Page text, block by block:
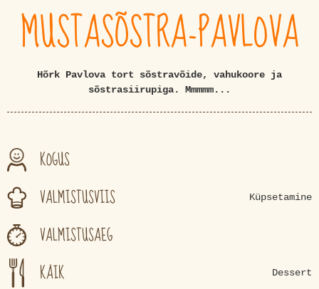
MUSTASÕSTRA-PAVLOVA
Hõrk Pavlova tort sõstravõide, vahukoore ja
sõstrasiirupiga. Mmmmm...
KOGUS
VALMISTUSVIIS
Küpsetamine
VALMISTUSAEG
KÄIK
Dessert